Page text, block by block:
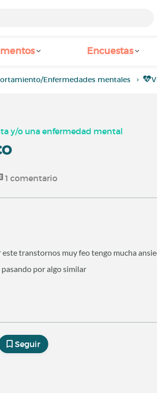
Encuestas
Enfermedades mentales
y/o una enfermedad mental
1 comentario
transtornos muy feo tengo mucha
por algo similar
Seguir